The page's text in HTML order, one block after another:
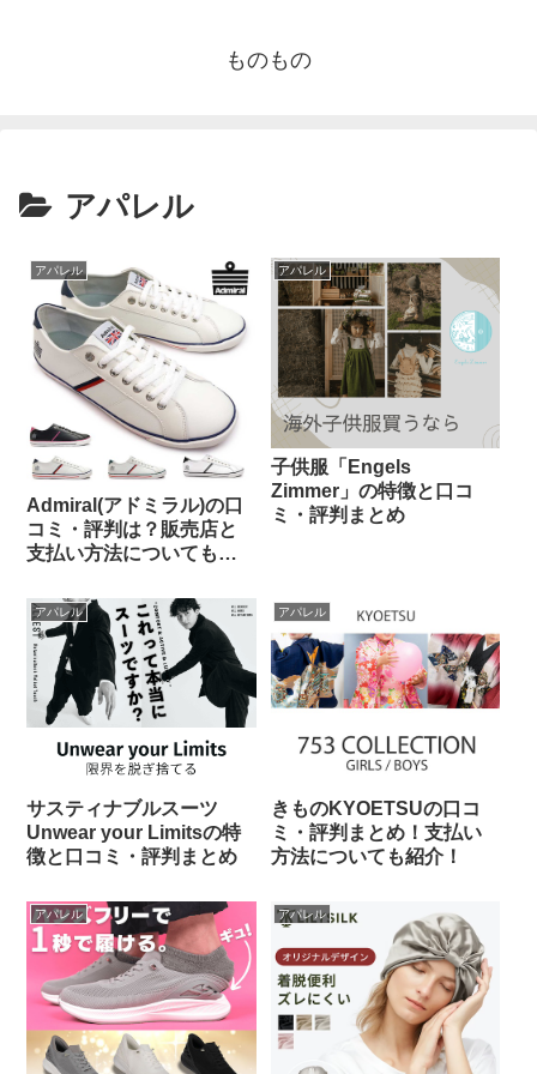
ものもの
アパレル
アパレル
Admiral(アドミラル)の口
コミ・評判は？販売店と
支払い方法についても紹
アパレル
子供服「Engels
Zimmer」の特徴と口コ
ミ・評判まとめ
アパレル
サスティナブルスーツ
Unwear your Limitsの特
徴と口コミ・評判まとめ
アパレル
きものKYOETSUの口コ
ミ・評判まとめ！支払い
方法についても紹介！
アパレル アパレル